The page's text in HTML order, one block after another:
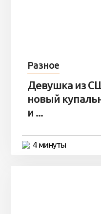
Разное
Девушка из
новый
и ...
4 минуты